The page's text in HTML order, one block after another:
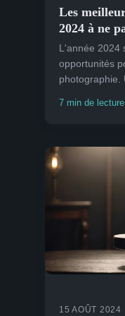
Les
2024 à ne
L'année 2024
opportunités
photographie.
7 min de
15 AOÛT 2024